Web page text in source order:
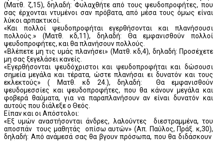
(Ματθ. ζ,15), δηλαδή: Φυλαχθήτε από τους ψευδοπροφήτες, που
σας έρχονται ντυμένοι σαν πρόβατα, από μέσα τους όμως είναι
λύκοι αρπακτικοί.
«Και πολλοί ψευδοπροφήται εγερθήσονται και πλανήσουσι
πολλούς.» (Ματθ. κδ,11), δηλαδή: Θα εμφανισθούν πολλοί
ψευδοπροφήτες, και θα πλανήσουν πολλούς.
«Βλέπετε μη τις υμάς πλανήσει» (Ματθ. κδ,4), δηλαδή: Προσέχετε
μη σας ξεγελάσει κανείς.
«Εγερθήσονται ψευδόχριστοι και ψευδοπροφήται και δώσουσι
σημεία μεγάλα και τέρατα, ώστε πλανήσαι ει δυνατόν και τους
εκλεκτούς» ( Ματθ. κδ 24.), δηλαδή: Θα εμφανισθούν
ψευδομεσσίες και ψευδοπροφήτες, που θα κάνουν μεγάλα και
φοβερά θαύματα, για να παραπλανήσουν αν είναι δυνατόν και
αυτούς που διάλεξε ο Θεός.
Είπαν και οι Απόστολοι:
«Εξ υμών αναστήσονται άνδρες, λαλούντες διεστραμμένα, του
αποσπάν τους μαθητάς οπίσω αυτών» (Απ. Παύλος, Πράξ. κ,30),
δηλαδή: Από ανάμεσά σας θα βγουν πρόσωπα, που θα διδάσκουν